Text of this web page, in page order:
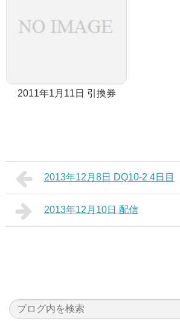
2011年1月11日 引換券
2013年12月8日 DQ10-2 4日目
2013年12月10日 配信